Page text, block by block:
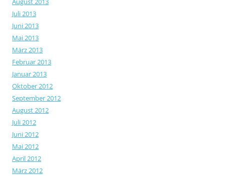
Juli 2013
Juni 2013
Mai 2013
März 2013
Februar 2013
Januar 2013
Oktober 2012
September 2012
August 2012
Juli 2012
Juni 2012
Mai 2012
April 2012
März 2012